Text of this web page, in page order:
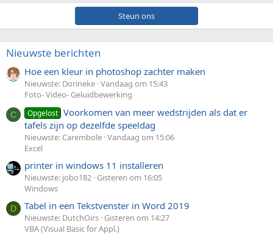
Steun ons
Nieuwste berichten
Hoe een kleur in photoshop zachter maken
Nieuwste: Dorineke Vandaag om 15:43
Foto- Video- Geluidbewerking
C Opgelost Voorkomen van meer wedstrijden als dat er
tafels zijn op dezelfde speeldag
Nieuwste: Carembole Vandaag om 15:06
Excel
printer in windows 11 installeren
Nieuwste: jobo182 Gisteren om 16:05
Windows
D Tabel in een Tekstvenster in Word 2019
Nieuwste: DutchOirs Gisteren om 14:27
VBA (Visual Basic for Appl.)